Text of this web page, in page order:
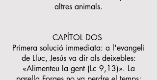
altres animals.
CAPÍTOL DOS
Primera solució immediata: a l'evangeli
de Lluc, Jesús va dir als deixebles:
«Alimenteu la gent (Lc 9,13)». La